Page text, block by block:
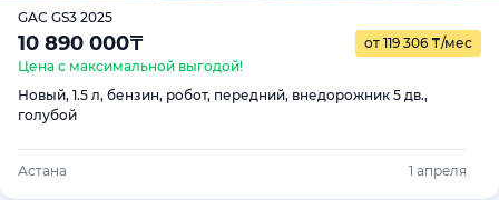
GAC GS3 2025
10 890 000₸ от 119 306 ₸/мес
Цена с максимальной выгодой!
Новый, 1.5 л, бензин, робот, передний, внедорожник 5 дв.,
голубой
Астана 1 апреля